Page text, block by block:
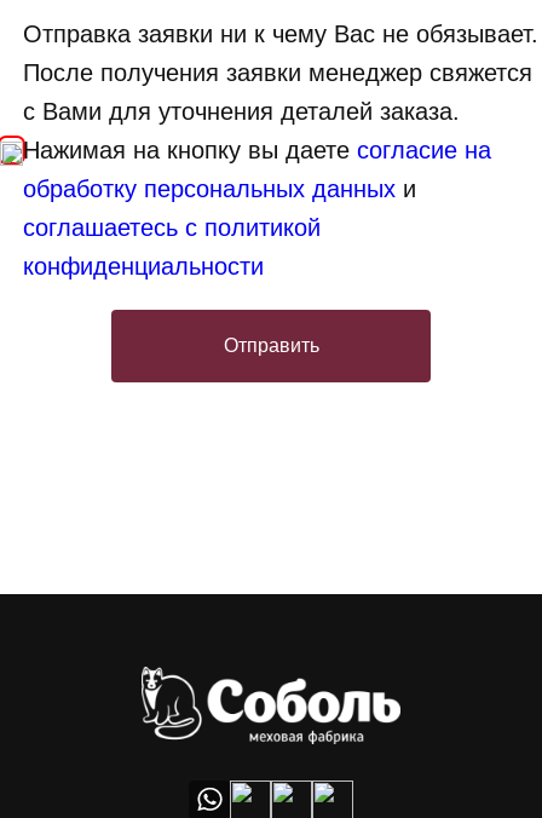
Отправка заявки ни к чему Вас не обязывает.
После получения заявки менеджер свяжется
с Вами для уточнения деталей заказа.
Нажимая на кнопку вы даетесогласие на
обработку персональных данных и
соглашаетесь с политикой
конфиденциальности
Отправить